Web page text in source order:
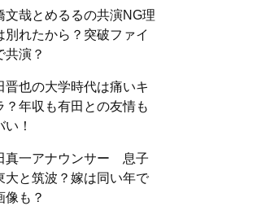
文哉とめるるの共演NG理
別れたから？突破ファイ
共演？
晋也の大学時代は痛いキ
？年収も有田との友情も
い！
真一アナウンサー 息子
大と筑波？嫁は同い年で
像も？